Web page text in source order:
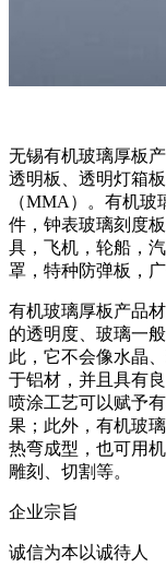
无锡有机玻璃厚板
透明板、透明灯箱
（MMA）。有机
件，钟表玻璃刻度
具，飞机，轮船，
罩，特种防弹板，
有机玻璃厚板产品
的透明度、玻璃一
此，它不会像水晶
于铝材，并且具有
喷涂工艺可以赋予
果；此外，有机玻
热弯成型，也可用
雕刻、切割等。
企业宗旨
诚信为本以诚待人